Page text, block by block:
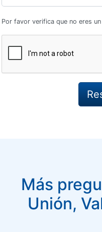
Por favor verifica que no eres
Más
Unión,